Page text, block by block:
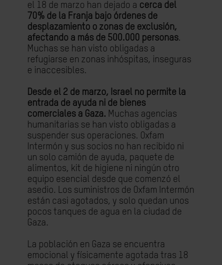
el 18 de marzo han dejado a cerca del
70% de la Franja bajo órdenes de
desplazamiento o zonas de exclusión,
afectando a más de 500.000 personas.
Muchas se han visto obligadas a
refugiarse en zonas inhóspitas, inseguras
e inaccesibles.
Desde el 2 de marzo, Israel no permite la
entrada de ayuda ni de bienes
comerciales a Gaza. Muchas agencias
humanitarias se han visto obligadas a
suspender sus operaciones. Oxfam
Intermón y sus socios no han recibido ni
un solo camión de ayuda, paquete de
alimentos, kit de higiene ni ningún otro
equipo esencial desde que comenzó el
asedio. Los suministros de Oxfam Intermón
están casi agotados, y solo quedan unos
pocos tanques de agua en la ciudad de
Gaza.
La población en Gaza se encuentra
emocional y físicamente agotada tras 18